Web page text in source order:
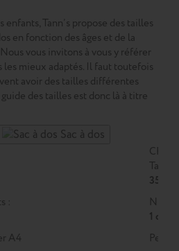
Tann’s propose des tailles
en fonction des âges et de la
vous invitons à vous y référer
mieux adaptés. Il faut toutefois
avoir des tailles différentes
des tailles est donc là à titre
Sac à dos
A4
CP
Taille
35 cm
Nbre
1 ou 2
Peut